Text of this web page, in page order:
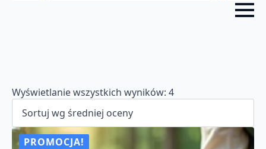
Wyświetlanie wszystkich wyników: 4Posortowane
oceny
PROMOCJA!